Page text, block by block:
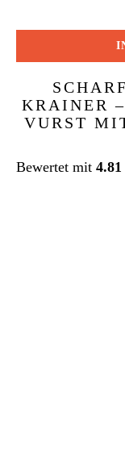
KRAINER
VURST
Bewertet mit 4.81